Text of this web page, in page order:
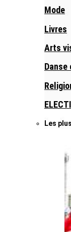
Mode
Livres
Arts
Les